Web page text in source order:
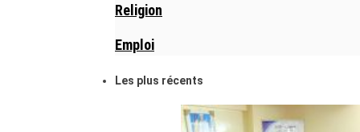
Religion
Emploi
Les plus récents